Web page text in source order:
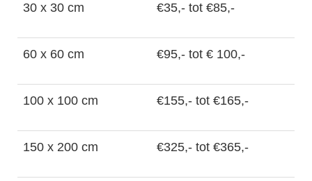
30 x 30 cm €35,- tot €85,-
60 x 60 cm €95,- tot € 100,-
100 x 100 cm €155,- tot €165,-
150 x 200 cm €325,- tot €365,-